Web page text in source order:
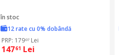
în stoc
12 rate cu 0% dobândă
PRP: 17907 Lei
14761 Lei